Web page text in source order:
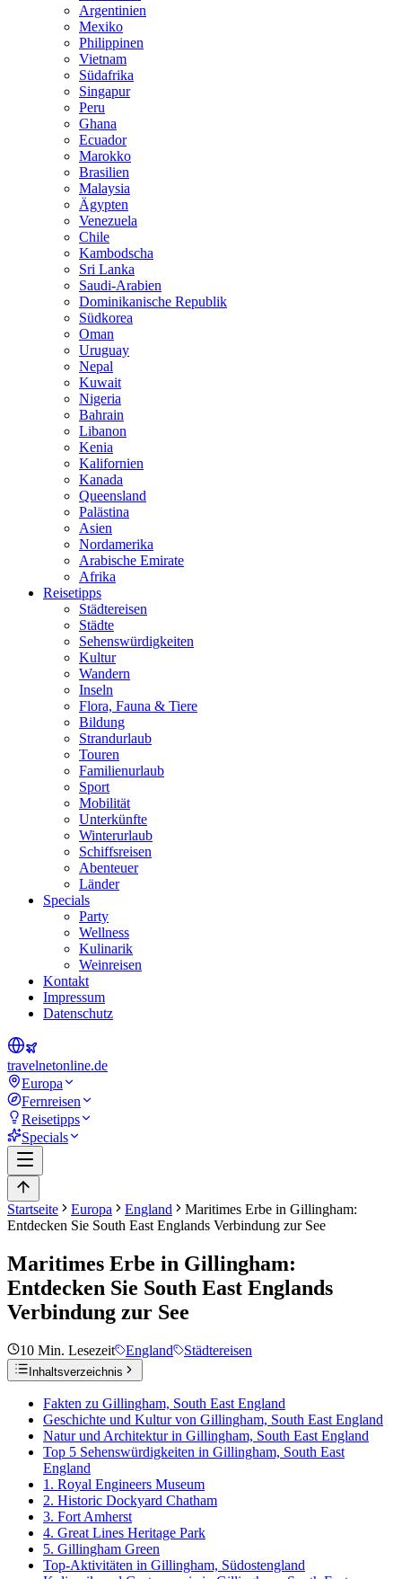
Argentinien
Mexiko
Philippinen
Vietnam
Südafrika
Singapur
Peru
Ghana
Ecuador
Marokko
Brasilien
Malaysia
Ägypten
Venezuela
Chile
Kambodscha
Sri Lanka
Saudi-Arabien
Dominikanische Republik
Südkorea
Oman
Uruguay
Nepal
Kuwait
Nigeria
Bahrain
Libanon
Kenia
Kalifornien
Kanada
Queensland
Palästina
Asien
Nordamerika
Arabische Emirate
Afrika
Reisetipps
Städtereisen
Städte
Sehenswürdigkeiten
Kultur
Wandern
Inseln
Flora, Fauna & Tiere
Bildung
Strandurlaub
Touren
Familienurlaub
Sport
Mobilität
Unterkünfte
Winterurlaub
Schiffsreisen
Abenteuer
Länder
Specials
Party
Wellness
Kulinarik
Weinreisen
Kontakt
Impressum
Datenschutz
travelnetonline.de
Europa
Fernreisen
Reisetipps
Specials
Startseite Europa England
Maritimes Erbe in Gillingham:
Entdecken Sie South East Englands Verbindung zur See
Maritimes Erbe in Gillingham:
Entdecken Sie South East Englands
Verbindung zur See
10 Min. Lesezeit England Städtereisen
Inhaltsverzeichnis
Fakten zu Gillingham, South East England
Geschichte und Kultur von Gillingham, South East England
Natur und Architektur in Gillingham, South East England
Top 5 Sehenswürdigkeiten in Gillingham, South East
England
1. Royal Engineers Museum
2. Historic Dockyard Chatham
3. Fort Amherst
4. Great Lines Heritage Park
5. Gillingham Green
Top-Aktivitäten in Gillingham, Südostengland